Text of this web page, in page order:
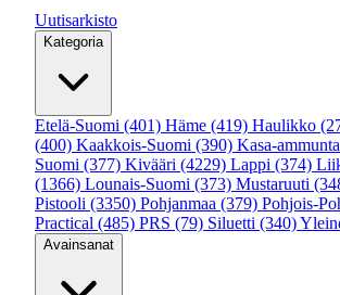
Uutisarkisto
Kategoria
Etelä-Suomi (401) Häme (419) Haulikko
(400) Kaakkois-Suomi (390) Kasa-ammunta
Suomi (377) Kivääri (4229) Lappi (374)
(1366) Lounais-Suomi (373) Mustaruuti
Pistooli (3350) Pohjanmaa (379) Pohjois-
Practical (485) PRS (79) Siluetti (340)
Avainsanat